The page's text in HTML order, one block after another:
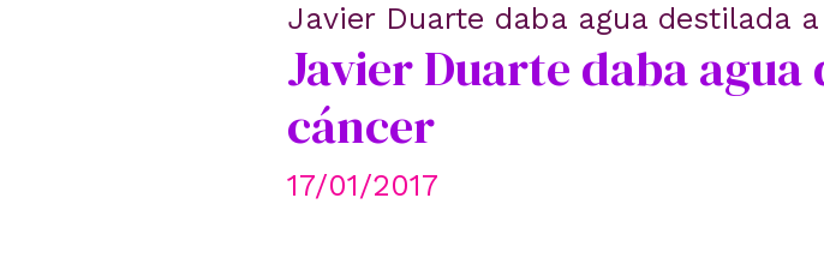
Javier Duarte daba agua destilada
Javier Duarte daba
cáncer
17/01/2017